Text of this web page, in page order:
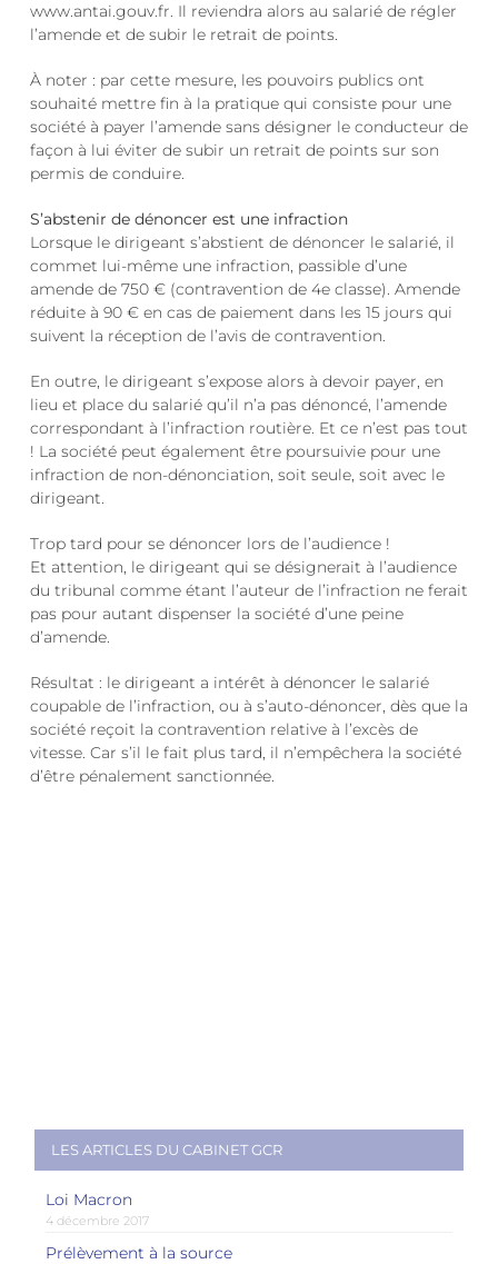
www.antai.gouv.fr. Il reviendra alors au salarié de régler
l’amende et de subir le retrait de points.
À noter : par cette mesure, les pouvoirs publics ont
souhaité mettre fin à la pratique qui consiste pour une
société à payer l’amende sans désigner le conducteur de
façon à lui éviter de subir un retrait de points sur son
permis de conduire.
S’abstenir de dénoncer est une infraction
Lorsque le dirigeant s’abstient de dénoncer le salarié, il
commet lui-même une infraction, passible d’une
amende de 750 € (contravention de 4e classe). Amende
réduite à 90 € en cas de paiement dans les 15 jours qui
suivent la réception de l’avis de contravention.
En outre, le dirigeant s’expose alors à devoir payer, en
lieu et place du salarié qu’il n’a pas dénoncé, l’amende
correspondant à l’infraction routière. Et ce n’est pas tout
! La société peut également être poursuivie pour une
infraction de non-dénonciation, soit seule, soit avec le
dirigeant.
Trop tard pour se dénoncer lors de l’audience !
Et attention, le dirigeant qui se désignerait à l’audience
du tribunal comme étant l’auteur de l’infraction ne ferait
pas pour autant dispenser la société d’une peine
d’amende.
Résultat : le dirigeant a intérêt à dénoncer le salarié
coupable de l’infraction, ou à s’auto-dénoncer, dès que la
société reçoit la contravention relative à l’excès de
vitesse. Car s’il le fait plus tard, il n’empêchera la société
d’être pénalement sanctionnée.
LES ARTICLES DU CABINET GCR
Loi Macron
4 décembre 2017
Prélèvement à la source